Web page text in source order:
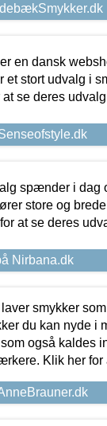
en dansk
et stort udvalg i
se deres
spænder i dag
store og
at se deres
Nirbana.dk
smykker
du kan nyde i
også kaldes
Klik her for